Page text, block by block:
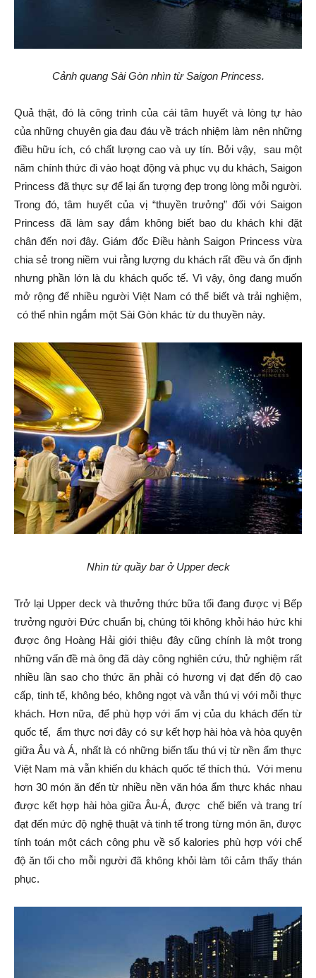
Cảnh quang Sài Gòn nhìn từ Saigon Princess.
Quả thật, đó là công trình của cái tâm huyết và lòng tự hào
của những chuyên gia đau đáu về trách nhiệm làm nên những
điều hữu ích, có chất lượng cao và uy tín. Bởi vậy, sau một
năm chính thức đi vào hoạt động và phục vụ du khách, Saigon
Princess đã thực sự để lại ấn tượng đẹp trong lòng mỗi người.
Trong đó, tâm huyết của vị “thuyền trưởng” đối với Saigon
Princess đã làm say đắm không biết bao du khách khi đặt
chân đến nơi đây. Giám đốc Điều hành Saigon Princess vừa
chia sẻ trong niềm vui rằng lượng du khách rất đều và ổn định
nhưng phần lớn là du khách quốc tế. Vì vậy, ông đang muốn
mở rộng để nhiều người Việt Nam có thể biết và trải nghiệm,
có thể nhìn ngắm một Sài Gòn khác từ du thuyền này.
Nhìn từ quầy bar ở Upper deck
Trở lại Upper deck và thưởng thức bữa tối đang được vị Bếp
trưởng người Đức chuẩn bị, chúng tôi không khỏi háo hức khi
được ông Hoàng Hải giới thiệu đây cũng chính là một trong
những vấn đề mà ông đã dày công nghiên cứu, thử nghiệm rất
nhiều lần sao cho thức ăn phải có hương vị đạt đến độ cao
cấp, tinh tế, không béo, không ngọt và vẫn thú vị với mỗi thực
khách. Hơn nữa, để phù hợp với ẩm vị của du khách đến từ
quốc tế, ẩm thực nơi đây có sự kết hợp hài hòa và hòa quyện
giữa Âu và Á, nhất là có những biến tấu thú vị từ nền ẩm thực
Việt Nam mà vẫn khiến du khách quốc tế thích thú. Với menu
hơn 30 món ăn đến từ nhiều nền văn hóa ẩm thực khác nhau
được kết hợp hài hòa giữa Âu-Á, được chế biến và trang trí
đạt đến mức độ nghệ thuật và tinh tế trong từng món ăn, được
tính toán một cách công phu về số kalories phù hợp với chế
độ ăn tối cho mỗi người đã không khỏi làm tôi cảm thấy thán
phục.